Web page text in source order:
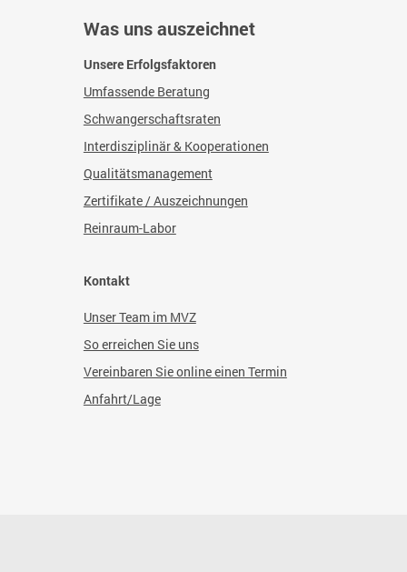
Was uns auszeichnet
Unsere Erfolgsfaktoren
Umfassende Beratung
Schwangerschaftsraten
Interdisziplinär & Kooperationen
Qualitätsmanagement
Zertifikate / Auszeichnungen
Reinraum-Labor
Kontakt
Unser Team im MVZ
So erreichen Sie uns
Vereinbaren Sie online einen Termin
Anfahrt/Lage